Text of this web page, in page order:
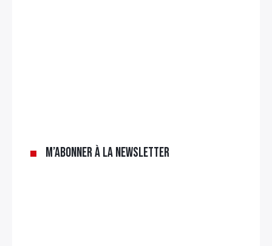
M’abonner à la newsletter
Rechercher